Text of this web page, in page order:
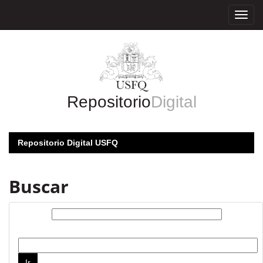
RepositorioDigital
Repositorio Digital USFQ
Buscar